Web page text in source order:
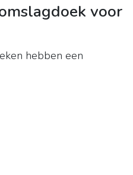
voor
hebben een